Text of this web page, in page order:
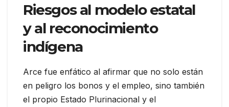
Riesgos al modelo estatal
y al reconocimiento
indígena
Arce fue enfático al afirmar que no solo están
en peligro los bonos y el empleo, sino también
el propio Estado Plurinacional y el